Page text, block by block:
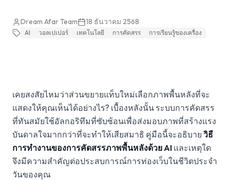
Dream Afar Team 18 ธันวาคม 2568
AI วอลเปเปอร์ เทคโนโลยี การคัดสรร การเรียนรู้ของเครื่อง
เคยสงสัยไหมว่าส่วนขยายแท็บใหม่เลือกภาพพื้นหลังที่จะ
แสดงให้คุณเห็นได้อย่างไร? เบื้องหลังนั้น ระบบการคัดสรร
ที่ทันสมัยใช้อัลกอริทึมที่ซับซ้อนเพื่อส่งมอบภาพที่สร้างแรง
บันดาลใจมากกว่าที่จะทำให้เสียสมาธิ คู่มือนี้จะอธิบาย วิธี
การทำงานของการคัดสรรภาพพื้นหลังด้วย AI และเหตุใด
จึงมีความสำคัญต่อประสบการณ์การท่องเว็บในชีวิตประจำ
วันของคุณ